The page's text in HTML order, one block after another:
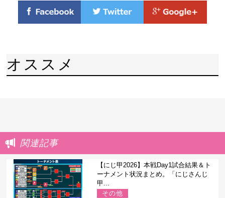
オススメ
関連記事
【にじ甲2026】本戦Day1試合結果＆ト
ーナメント状況まとめ。「にじさんじ
甲...
その他